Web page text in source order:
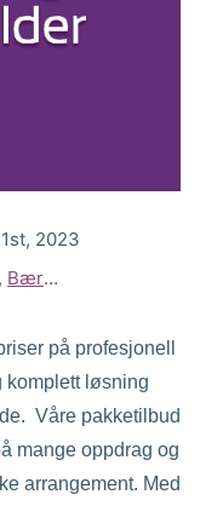
2023
Bærum
på profesjonell
komplett løsning
Våre pakketilbud
mange oppdrag og
arrangement. Med